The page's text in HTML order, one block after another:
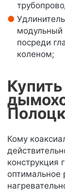
модульный
посреди
коленом;
Кому
конструкция
оптимальное